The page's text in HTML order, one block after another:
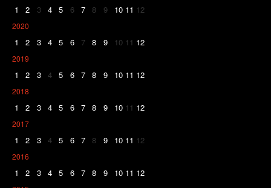
1 2 3 4 5 6 7 8 9 10 11 12
2020
1 2 3 4 5 6 7 8 9 10 11 12
2019
1 2 3 4 5 6 7 8 9 10 11 12
2018
1 2 3 4 5 6 7 8 9 10 11 12
2017
1 2 3 4 5 6 7 8 9 10 11 12
2016
1 2 3 4 5 6 7 8 9 10 11 12